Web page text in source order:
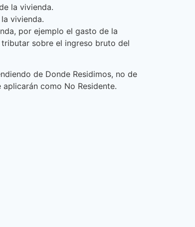
la vivienda.
vivienda.
por ejemplo el gasto de la
sobre el ingreso bruto del
de Donde Residimos, no de
como No Residente.